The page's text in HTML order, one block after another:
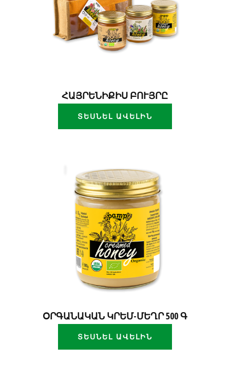
ՀԱՅՐԵՆԻՔԻՍ ԲՈՒՅՐԸ
ՏԵՍՆԵԼ ԱՎԵԼԻՆ
ՕՐԳԱՆԱԿԱՆ ԿՐԵՄ-ՄԵՂՐ 500 Գ
ՏԵՍՆԵԼ ԱՎԵԼԻՆ